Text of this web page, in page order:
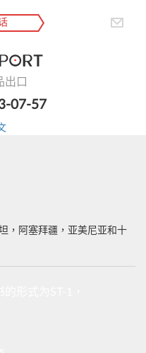
口
07-57
，阿塞拜疆，亚美尼亚和十